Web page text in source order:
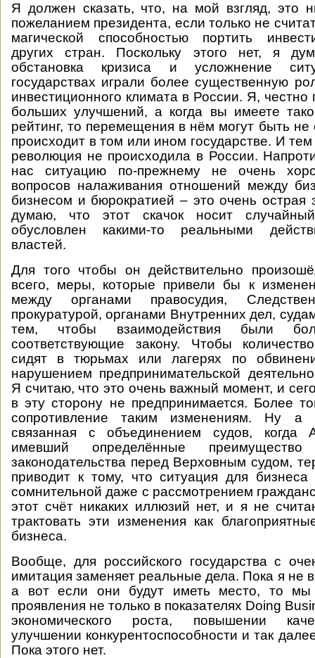
Я должен сказать, что, на мой взгляд, это
пожеланием президента, если только не
магической способностью портить
других стран. Поскольку этого нет, я
обстановка кризиса и усложнение
государствах играли более существенную
инвестиционного климата в России. Я, честно
больших улучшений, а когда вы имеете
рейтинг, то перемещения в нём могут быть не
происходит в том или ином государстве. И
революция не происходила в России.
нас ситуацию по-прежнему не очень
вопросов налаживания отношений между
бизнесом и бюрократией – это очень острая
думаю, что этот скачок носит
обусловлен какими-то реальными
властей.
Для того чтобы он действительно
всего, меры, которые привели бы к
между органами правосудия,
прокуратурой, органами Внутренних дел,
тем, чтобы взаимодействия были
соответствующие закону. Чтобы
сидят в тюрьмах или лагерях по
нарушением предпринимательской
Я считаю, что это очень важный момент, и
в эту сторону не предпринимается. Более
сопротивление таким изменениям. Ну а
связанная с объединением судов, когда
имевший определённые
законодательства перед Верховным судом,
приводит к тому, что ситуация для бизнеса
сомнительной даже с рассмотрением
этот счёт никаких иллюзий нет, и я не
трактовать эти изменения как
бизнеса.
Вообще, для российского государства с
имитация заменяет реальные дела. Пока я не
а вот если они будут иметь место, то мы
проявления не только в показателях Doing
экономического роста, повышении
улучшении конкурентоспособности и так
Пока этого нет.